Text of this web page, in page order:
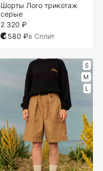
Шорты Лого трикотаж
серые
2 320 ₽
580 ₽в Сплит
S
M
L